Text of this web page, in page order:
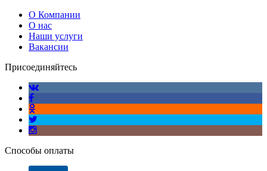
О Компании
О нас
Наши услуги
Вакансии
Присоединяйтесь
Способы оплаты